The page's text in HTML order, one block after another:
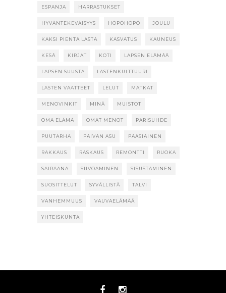
ESPANJA HARRASTUKSET
HYVÄNTEKEVÄISYYS HÖPÖHÖPÖ JOULU
KAKSI PIENTÄ LASTA KASVATUS KAUNEUS
KESÄ KIRJAT KOTI LAPSEN ELÄMÄÄ
LAPSEN SUUSTA LASTENKULTTUURI
LASTEN VAATTEET LELUT MATKAT
MENOVINKIT MINÄ MUISTOT
OMA ELÄMÄ OMAT MENOT PARISUHDE
PUUTARHA PÄIVÄN ASU PÄÄSIÄINEN
RAKKAUS RASKAUS REMONTTI RUOKA
SAIRAANA SIIVOAMINEN SISUSTAMINEN
SUOSITTELUT SYVÄLLISTÄ TALVI
VANHEMMUUS VAUVAELÄMÄÄ
YHTEISKUNTA